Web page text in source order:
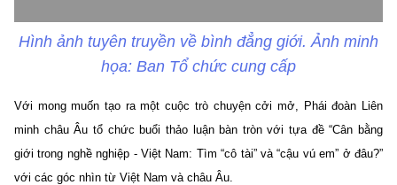
Hình ảnh tuyên truyền về bình đẳng giới. Ảnh minh
họa: Ban Tổ chức cung cấp
Với mong muốn tạo ra một cuộc trò chuyện cởi mở, Phái đoàn Liên
minh châu Âu tổ chức buổi thảo luận bàn tròn với tựa đề “Cân bằng
giới trong nghề nghiệp - Việt Nam: Tìm “cô tài” và “cậu vú em” ở đâu?”
với các góc nhìn từ Việt Nam và châu Âu.